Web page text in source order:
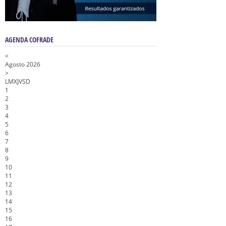
AGENDA COFRADE
<
Agosto 2026
>
LMXJVSD
1
2
3
4
5
6
7
8
9
10
11
12
13
14
15
16